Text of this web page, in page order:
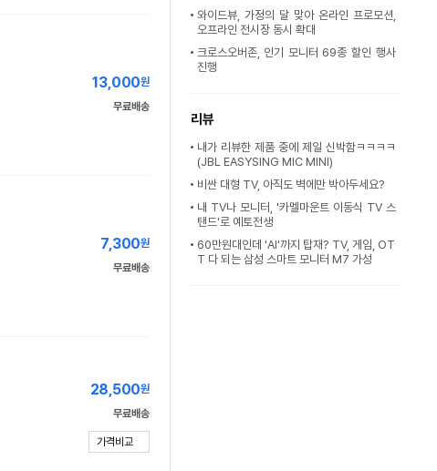
13,000원
무료배송
7,300원
무료배송
28,500원
무료배송
가격비교
와이드뷰, 가정의 달 맞아 온라인 프로모션,
오프라인 전시장 동시 확대
크로스오버존, 인기 모니터 69종 할인 행사
진행
리뷰
내가 리뷰한 제품 중에 제일 신박함ㅋㅋㅋㅋ
(JBL EASYSING MIC MINI)
비싼 대형 TV, 아직도 벽에만 박아두세요?
내 TV나 모니터, '카멜마운트 이동식 TV 스
탠드'로 예토전생
60만원대인데 'AI'까지 탑재? TV, 게임, OT
T 다 되는 삼성 스마트 모니터 M7 가성